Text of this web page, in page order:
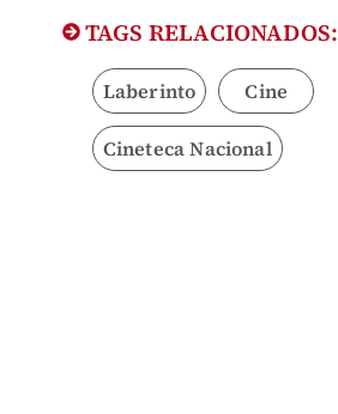
TAGS RELACIONADOS:
Laberinto Cine
Cineteca Nacional